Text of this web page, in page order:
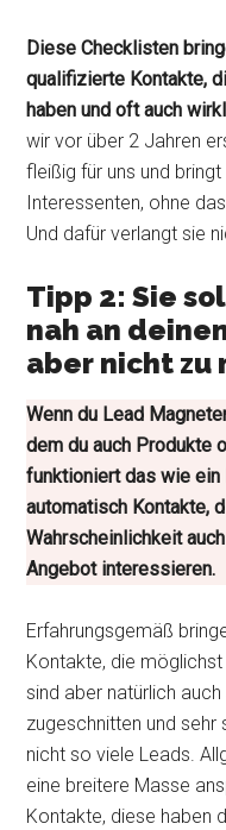
Diese Checklisten
qualifizierte Kontakte,
haben und oft auch
wir vor über 2 Jahren
fleißig für uns und
Interessenten, ohne
Und dafür verlangt sie
Tipp 2: Sie
nah an
aber nicht zu
Wenn du Lead
dem du auch Produkte
funktioniert das wie ein
automatisch Kontakte,
Wahrscheinlichkeit
Angebot interessieren.
Erfahrungsgemäß
Kontakte, die
sind aber natürlich
zugeschnitten und sehr
nicht so viele Leads.
eine breitere Masse
Kontakte, diese haben